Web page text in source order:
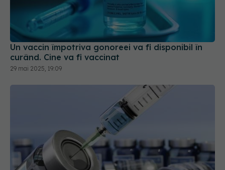
Un vaccin împotriva gonoreei va fi disponibil în
curând. Cine va fi vaccinat
29 mai 2025, 19:09